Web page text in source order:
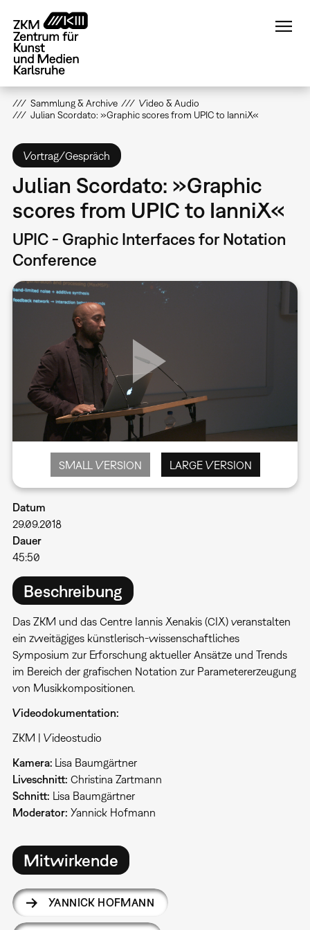
zum
Inhalt
Sammlung & Archive
Video & Audio
Julian Scordato: »Graphic scores from UPIC to IanniX«
Vortrag/Gespräch
Julian Scordato: »Graphic
scores from UPIC to IanniX«
UPIC - Graphic Interfaces for Notation
Conference
SMALL VERSION LARGE VERSION
Datum
29.09.2018
Dauer
45:50
Beschreibung
Das ZKM und das Centre Iannis Xenakis (CIX) veranstalten
ein zweitägiges künstlerisch-wissenschaftliches
Symposium zur Erforschung aktueller Ansätze und Trends
im Bereich der grafischen Notation zur Parametererzeugung
von Musikkompositionen.
Videodokumentation:
ZKM | Videostudio
Kamera: Lisa Baumgärtner
Liveschnitt: Christina Zartmann
Schnitt: Lisa Baumgärtner
Moderator: Yannick Hofmann
Mitwirkende
YANNICK HOFMANN